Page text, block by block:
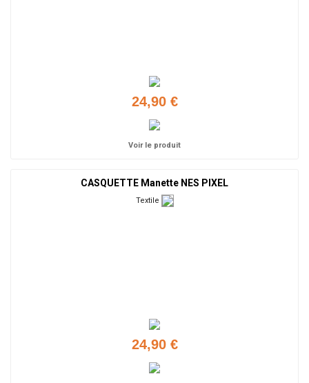
24,90 €
Voir le produit
CASQUETTE Manette NES PIXEL
Textile
24,90 €